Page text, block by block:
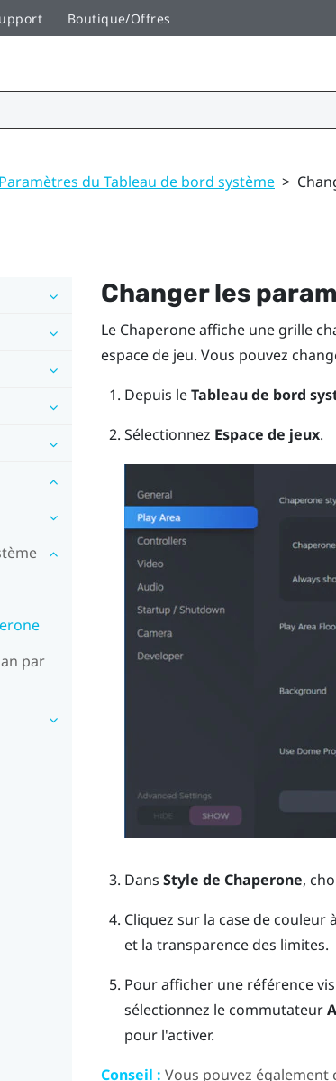
Boutique/Offres
Paramètres du Tableau de bord système >
par
Changer les
Le Chaperone affiche une grille
espace de jeu. Vous pouvez
Depuis leTableau de bord
Sélectionnez Espace de jeux.
Dans Style de Chaperone,
Cliquez sur la case de couleur
et la transparence des limites.
Pour afficher une référence
sélectionnez le commutateur
pour l'activer.
Conseil : Vous pouvez également